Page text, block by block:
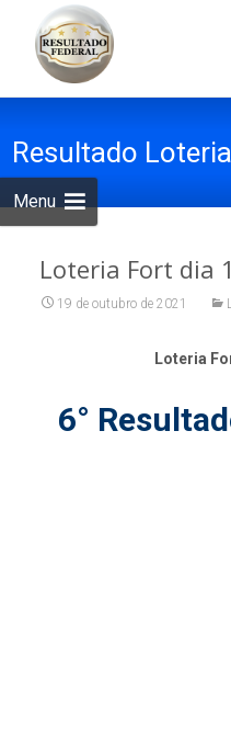
Menu
Resultado
Loteria Fort dia
19 de outubro de 2021
Loteria
6°